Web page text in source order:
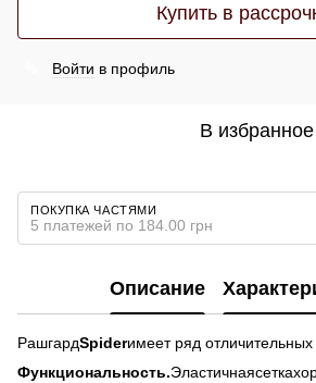
Купить в
Войти в профиль
В избранное
ПОКУПКА ЧАСТЯМИ
5 платежей по 184.00 грн
Описание
РашгардSpiderимеет ряд отличительных
Функциональность.